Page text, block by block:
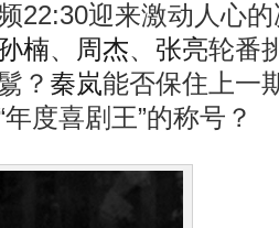
22:30迎来激动人心
楠、 周杰、 张亮轮番
？ 秦岚能否保住上一
度喜剧王”的称号？